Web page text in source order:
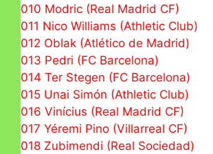
010 Modric (Real Madrid CF)
011 Nico Williams (Athletic Club)
012 Oblak (Atlético de Madrid)
013 Pedri (FC Barcelona)
014 Ter Stegen (FC Barcelona)
015 Unai Simón (Athletic Club)
016 Vinícius (Real Madrid CF)
017 Yéremi Pino (Villarreal CF)
018 Zubimendi (Real Sociedad)